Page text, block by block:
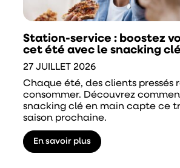
Station-service : boostez
cet été avec le snacking
27 JUILLET 2026
Chaque été, des clients pressés
consommer. Découvrez
snacking clé en main capte ce
saison prochaine.
En savoir plus